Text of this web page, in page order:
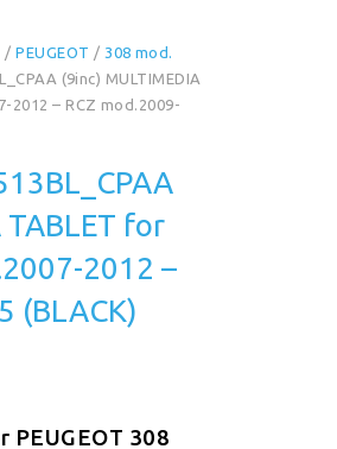
/PEUGEOT / 308 mod.
(9inc) MULTIMEDIA
2012 – RCZ mod.2009-
TABLET for
2012 –
(BLACK)
PEUGEOT 308